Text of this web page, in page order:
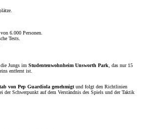
6.000 Personen.
Tests.
Jungs im Studentenwohnheim Unsworth Park, das nur 15
entfernt ist.
von Pep Guardiola genehmigtund folgt den Richtlinien
der Schwerpunkt auf dem Verständnis des Spiels und der Taktik